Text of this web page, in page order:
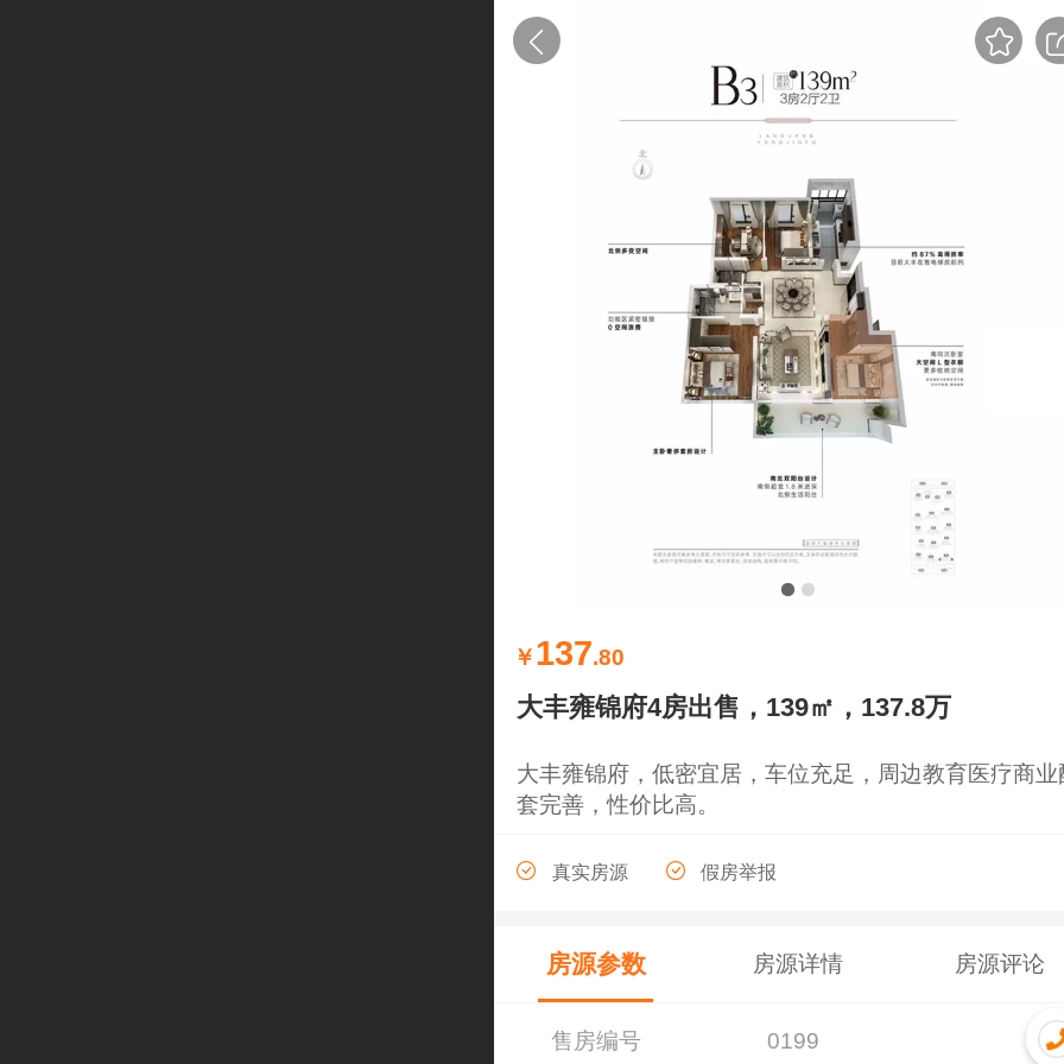
￥137.80
大丰雍锦府4房出售，139㎡，137.8万
大丰雍锦府，低密宜居，车位充足，周边教育医疗商业
套完善，性价比高。
真实房源 假房举报
房源参数 房源详情 房源评论
售房编号 0199